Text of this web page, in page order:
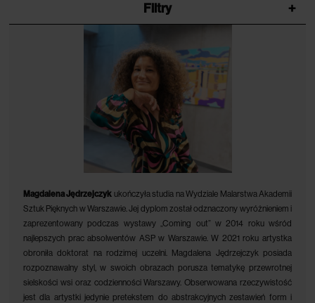
Filtry +
Magdalena Jędrzejczyk ukończyła studia na Wydziale Malarstwa Akademii
Sztuk Pięknych w Warszawie. Jej dyplom został odznaczony wyróżnieniem i
zaprezentowany podczas wystawy „Coming out” w 2014 roku wśród
najlepszych prac absolwentów ASP w Warszawie. W 2021 roku artystka
obroniła doktorat na rodzimej uczelni. Magdalena Jędrzejczyk posiada
rozpoznawalny styl, w swoich obrazach porusza tematykę przewrotnej
sielskości wsi oraz codzienności Warszawy. Obserwowana rzeczywistość
jest dla artystki jedynie pretekstem do abstrakcyjnych zestawień form i